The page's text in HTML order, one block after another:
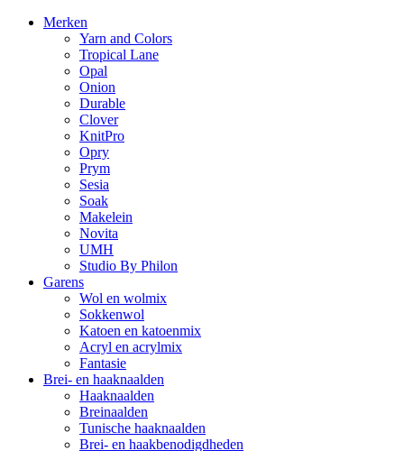
Merken
Yarn and Colors
Tropical Lane
Opal
Onion
Durable
Clover
KnitPro
Opry
Prym
Sesia
Soak
Makelein
Novita
UMH
Studio By Philon
Garens
Wol en wolmix
Sokkenwol
Katoen en katoenmix
Acryl en acrylmix
Fantasie
Brei- en haaknaalden
Haaknaalden
Breinaalden
Tunische haaknaalden
Brei- en haakbenodigdheden